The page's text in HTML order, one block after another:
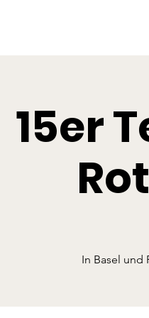
15er
In Basel und